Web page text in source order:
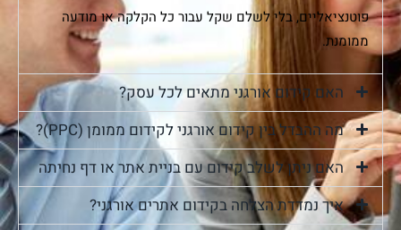
פוטנציאליים, בלי לשלם שקל עבור כל הקלקה או מודעה
ממומנת.
האם קידום אורגני מתאים לכל עסק?
מה ההבדל בין קידום אורגני לקידום ממומן (PPC)?
האם ניתן לשלב קידום עם בניית אתר או דף נחיתה
איך נמדדת הצלחה בקידום אתרים אורגני?